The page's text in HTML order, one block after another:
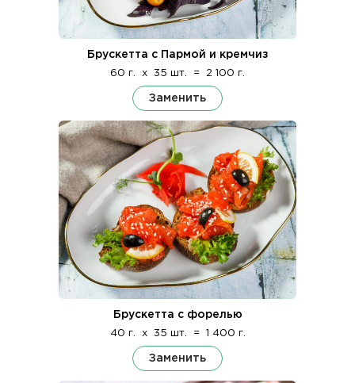
Брускетта с Пармой и кремчиз
60 г. x 35 шт. = 2 100 г.
Заменить
Брускетта с форелью
40 г. x 35 шт. = 1 400 г.
Заменить